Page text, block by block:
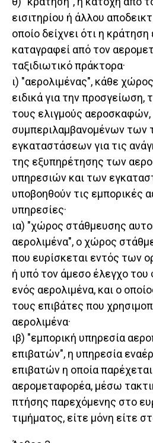
εισιτηρίου ή άλλου
οποίο δείχνει ότι η κράτηση
καταγραφεί από τον
ταξιδιωτικό πράκτορα·
ι) "αερολιμένας", κάθε
ειδικά για την προσγείωση,
τους ελιγμούς αεροσκαφών,
συμπεριλαμβανομένων των
εγκαταστάσεων για τις
της εξυπηρέτησης των
υπηρεσιών και των
υποβοηθούν τις εμπορικές
υπηρεσίες·
ια) "χώρος στάθμευσης
αερολιμένα", ο χώρος
που ευρίσκεται εντός των
ή υπό τον άμεσο έλεγχο του
ενός αερολιμένα, και ο
τους επιβάτες που
αερολιμένα·
ιβ) "εμπορική υπηρεσία
επιβατών", η υπηρεσία
επιβατών η οποία
αερομεταφορέα, μέσω
πτήσης παρεχόμενης στο
τιμήματος, είτε μόνη είτε